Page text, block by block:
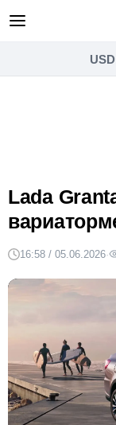
USD
Lada
16:58 / 05.06.2026·